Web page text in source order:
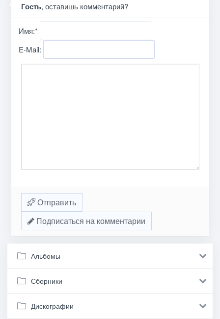
Гость, оставишь комментарий?
Имя:*
E-Mail:
Отправить
Подписаться на комментарии
Альбомы
Сборники
Дискографии